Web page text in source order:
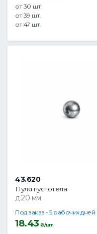
от 30 шт.
от 39 шт.
от 47 шт.
43.620
Пуля пустотела
д.20 мм
Под заказ - 5 рабочих дней
18.43 ₴/шт.